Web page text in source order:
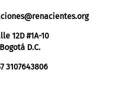
12D #1A-10
Bogotá D.C.
3107643806